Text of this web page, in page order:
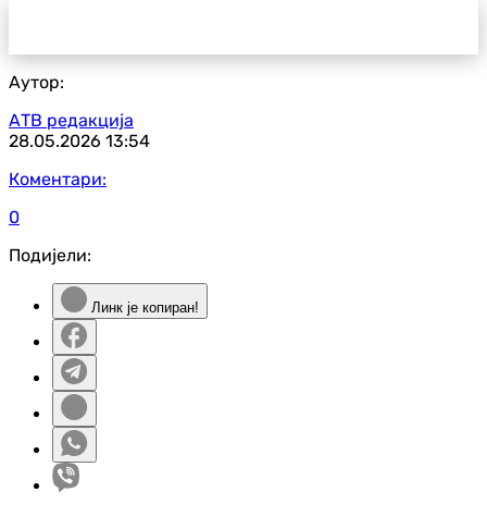
Аутор:
АТВ редакција
28.05.2026 13:54
Коментари:
0
Подијели:
Линк је копиран!